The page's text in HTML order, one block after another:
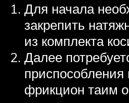
Для начала
закрепить
из комплекта
Далее
приспособления
фрикцион таим